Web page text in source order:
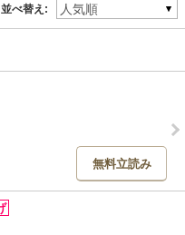
並べ替え:
無料立読み